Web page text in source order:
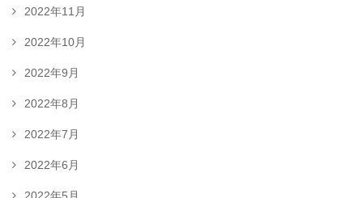
2022年11月
2022年10月
2022年9月
2022年8月
2022年7月
2022年6月